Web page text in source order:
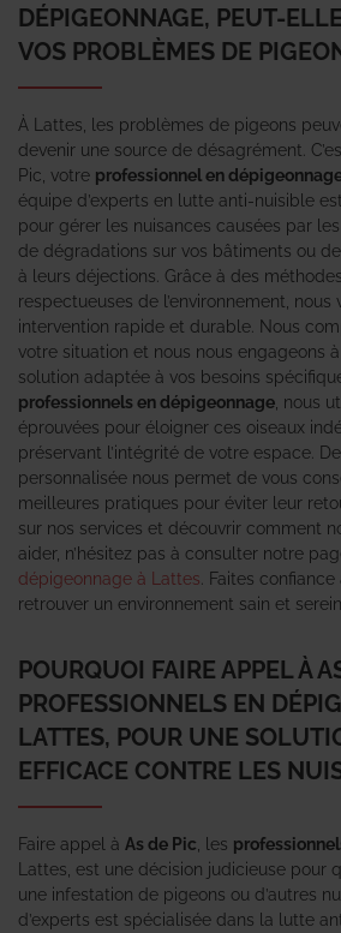
DÉPIGEONNAGE, PEUT-
VOS PROBLÈMES DE
À Lattes, les problèmes de pigeons
devenir une source de désagrément.
Pic, votre professionnel en
équipe d’experts en lutte anti-nuisible
pour gérer les nuisances causées par les
de dégradations sur vos bâtiments ou
à leurs déjections. Grâce à des
respectueuses de l’environnement, nous
intervention rapide et durable. Nous
votre situation et nous nous engageons
solution adaptée à vos besoins
professionnels en dépigeonnage , nous
éprouvées pour éloigner ces oiseaux
préservant l’intégrité de votre espace.
personnalisée nous permet de vous
meilleures pratiques pour éviter leur
sur nos services et découvrir comment
aider, n’hésitez pas à consulter notre
dépigeonnage à Lattes . Faites
retrouver un environnement sain et serein.
POURQUOI FAIRE APPEL À
PROFESSIONNELS EN
LATTES, POUR UNE
EFFICACE CONTRE LES
Faire appel à As de Pic , les
Lattes, est une décision judicieuse pour
une infestation de pigeons ou d’autres
d’experts est spécialisée dans la lutte